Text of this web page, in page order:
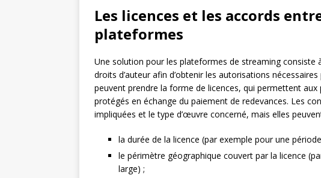
Les licences et les accords
plateformes
Une solution pour les plateformes de streaming consiste
droits d’auteur afin d’obtenir les autorisations
peuvent prendre la forme de licences, qui permettent
protégés en échange du paiement de redevances. Les
impliquées et le type d’œuvre concerné, mais elles
la durée de la licence (par exemple pour une
le périmètre géographique couvert par la licence
large) ;